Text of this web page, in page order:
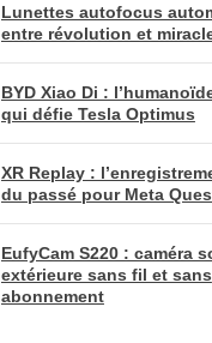
Lunettes autofocus
entre révolution et
BYD Xiao Di :
qui défie Tesla Optimus
XR Replay :
du passé pour Meta
EufyCam S220 : caméra
extérieure sans fil et sans
abonnement